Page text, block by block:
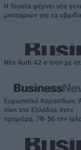
Η Toyota φέρνει νέα
μπαταριών για τα
Νέο Audi A2 e-tron με
Ευρωπαϊκό Κορασίδων:
νίκη της Ελλάδας στην
πρεμιέρα, 78-36 την